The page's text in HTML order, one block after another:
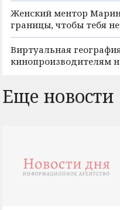
Женский ментор
границы, чтобы тебя
Виртуальная
кинопроизводителям
Еще новости